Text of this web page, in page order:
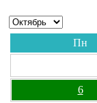
Пн
6